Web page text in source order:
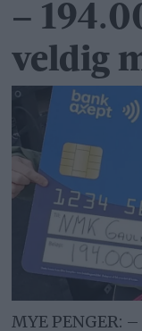
–
veldig
MYE PENGER: